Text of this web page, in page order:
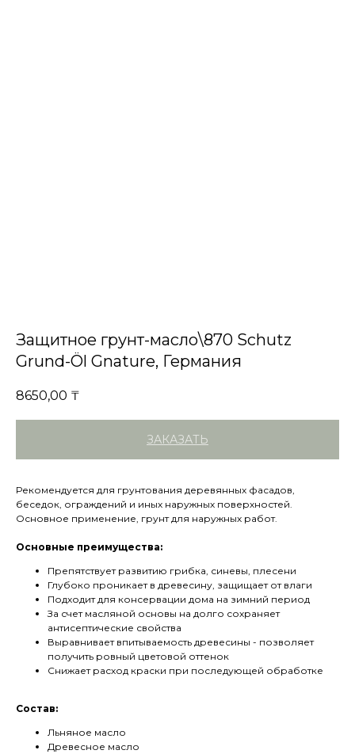
Защитное грунт-масло\870 Schutz
Grund-Öl Gnature, Германия
8650,00 ₸
ЗАКАЗАТЬ
Рекомендуется для грунтования деревянных фасадов,
беседок, ограждений и иных наружных поверхностей.
Основное применение, грунт для наружных работ.
Основные преимущества:
Препятствует развитию грибка, синевы, плесени
Глубоко проникает в древесину, защищает от влаги
Подходит для консервации дома на зимний период
За счет масляной основы на долго сохраняет
антисептические свойства
Выравнивает впитываемость древесины - позволяет
получить ровный цветовой оттенок
Снижает расход краски при последующей обработке
Состав:
Льняное масло
Древесное масло